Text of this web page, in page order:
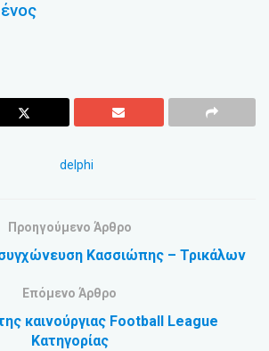
Προηγούμενο Άρθρο
Κασσιώπης – Τρικάλων
Επόμενο Άρθρο
καινούργιας Football League
Κατηγορίας